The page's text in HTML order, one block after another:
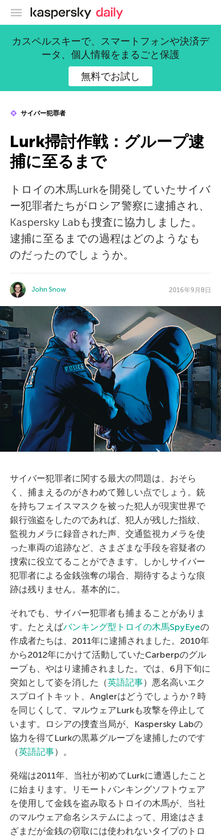
カスペルスキー公式ブログ
カスペルスキーで、スマートフォンや決済デ
ータ、個人情報をまるごと保護
無料でお試し
サイバー犯罪者
Lurk掃討作戦：グループ逮
捕に至るまで
トロイの木馬Lurkを開発していたサイバ
ー犯罪者たちがロシア警察に逮捕され、
Kaspersky Labも捜査に協力しました。
逮捕に至るまでの過程はどのようなも
のだったのでしょうか。
John Snow 2016年9月8日
サイバー犯罪者に関する最大の問題は、おそら
く、捕まえるのがきわめて難しい点でしょう。銃
を持ちフェイスマスクを被った犯人が現実世界で
銀行強盗をしたのであれば、犯人が残した指紋、
監視カメラに録音された声、交通監視カメラを使
った車両の追跡など、さまざまな手段を容疑者の
捜索に役立てることができます。しかしサイバー
犯罪者による金銭強奪の場合、期待するような痕
跡は残りません。基本的に。
それでも、サイバー犯罪者も捕まることがありま
す。たとえばバンキング型トロイの木馬SpyEyeの
作成者たちは、2011年に逮捕されました。2010年
から2012年にかけて活動していたCarberpのグル
ープも、やはり逮捕されました。では、6月下旬に
突如として姿を消した（英語記事）悪名高いエク
スプロイトキット、Anglerはどうでしょうか？時
を同じくして、マルウェアLurkも攻撃を停止して
います。ロシアの捜査当局が、Kaspersky Labの
協力を得てLurkの黒幕グループを逮捕したのです
（英語記事）。
発端は2011年、当社が初めてLurkに遭遇したこと
に始まります。リモートバンキングソフトウェア
を使用して金銭を盗み取るトロイの木馬が、当社
のマルウェア命名システムによって、用途はさま
ざまだが金銭の窃取には使われないタイプのトロ